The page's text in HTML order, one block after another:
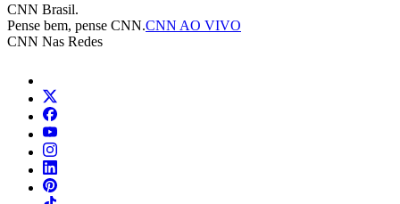
CNN Brasil.
Pense bem, pense CNN.CNN AO VIVO
CNN Nas Redes